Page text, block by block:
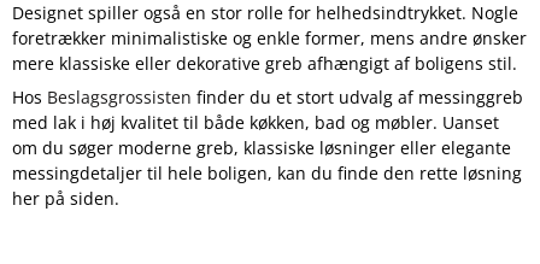
Designet spiller også en stor rolle for helhedsindtrykket. Nogle
foretrækker minimalistiske og enkle former, mens andre ønsker
mere klassiske eller dekorative greb afhængigt af boligens stil.
Hos Beslagsgrossisten finder du et stort udvalg af messinggreb
med lak i høj kvalitet til både køkken, bad og møbler. Uanset
om du søger moderne greb, klassiske løsninger eller elegante
messingdetaljer til hele boligen, kan du finde den rette løsning
her på siden.